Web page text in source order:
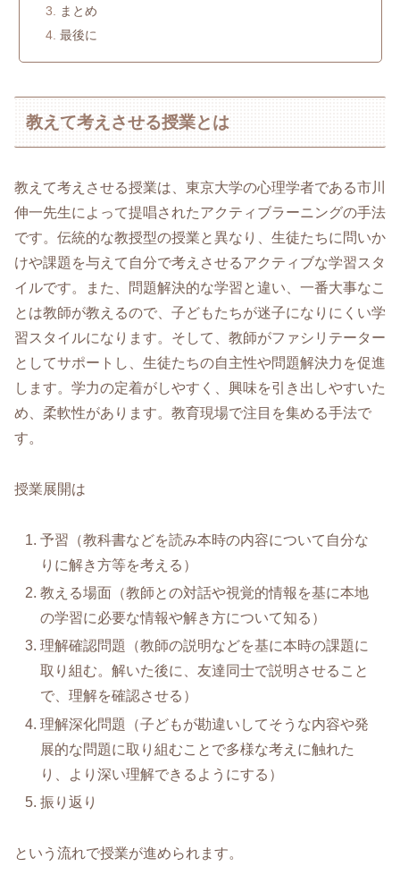
まとめ
最後に
教えて考えさせる授業とは
教えて考えさせる授業は、東京大学の心理学者である市川
伸一先生によって提唱されたアクティブラーニングの手法
です。伝統的な教授型の授業と異なり、生徒たちに問いか
けや課題を与えて自分で考えさせるアクティブな学習スタ
イルです。また、問題解決的な学習と違い、一番大事なこ
とは教師が教えるので、子どもたちが迷子になりにくい学
習スタイルになります。そして、教師がファシリテーター
としてサポートし、生徒たちの自主性や問題解決力を促進
します。学力の定着がしやすく、興味を引き出しやすいた
め、柔軟性があります。教育現場で注目を集める手法で
す。
授業展開は
予習（教科書などを読み本時の内容について自分な
りに解き方等を考える）
教える場面（教師との対話や視覚的情報を基に本地
の学習に必要な情報や解き方について知る）
理解確認問題（教師の説明などを基に本時の課題に
取り組む。解いた後に、友達同士で説明させること
で、理解を確認させる）
理解深化問題（子どもが勘違いしてそうな内容や発
展的な問題に取り組むことで多様な考えに触れた
り、より深い理解できるようにする）
振り返り
という流れで授業が進められます。